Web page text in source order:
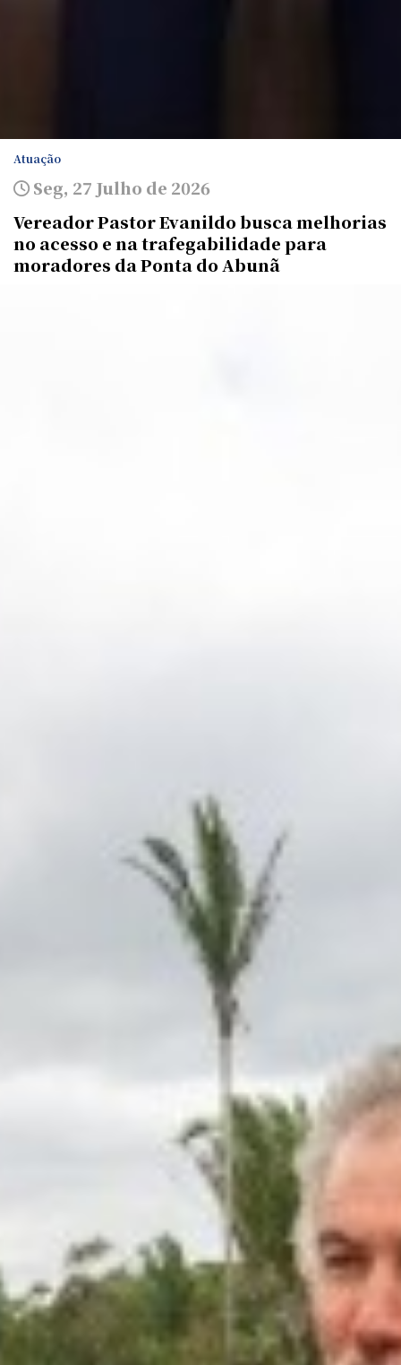
Atuação
Seg, 27 Julho de 2026
Vereador Pastor Evanildo busca melhorias
no acesso e na trafegabilidade para
moradores da Ponta do Abunã